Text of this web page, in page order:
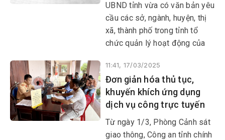
UBND tỉnh vừa có văn bản yêu
cầu các sở, ngành, huyện, thị
xã, thành phố trong tỉnh tổ
chức quản lý hoạt động của
theo quy định của Luật Trật
tự, ATGT đường bộ và các văn
bản có liên quan.
11:41, 17/03/2025
Đơn giản hóa thủ tục,
khuyến khích ứng dụng
dịch vụ công trực tuyến
Từ ngày 1/3, Phòng Cảnh sát
giao thông, Công an tỉnh chính